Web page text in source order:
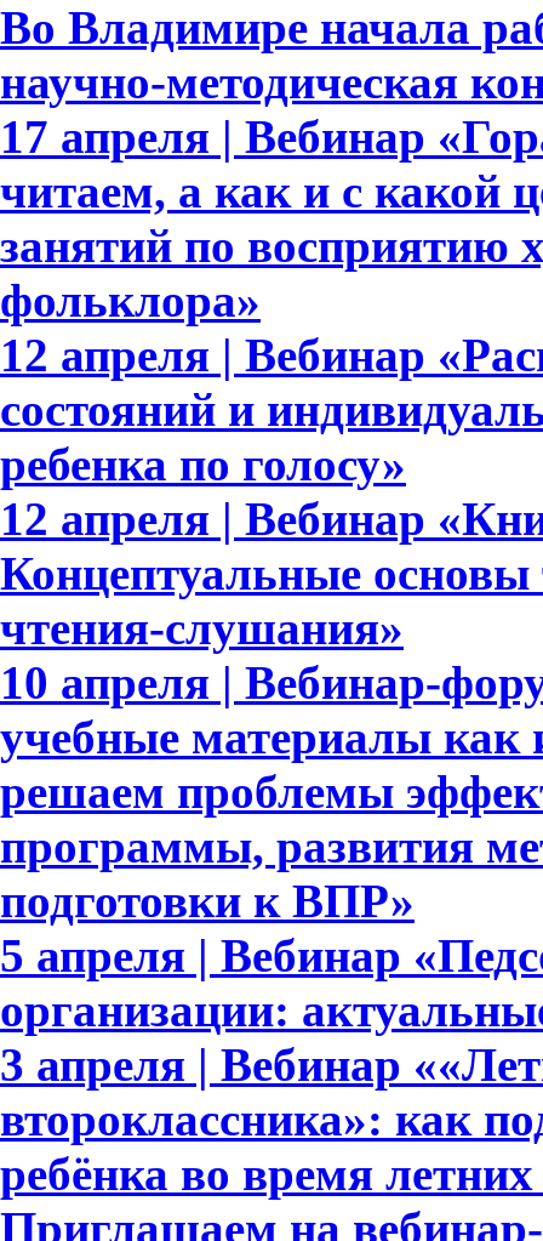
Во Владимире начала
научно-методическая
17 апреля | Вебинар
читаем, а как и с какой
занятий по восприятию
фольклора»
12 апреля | Вебинар
состояний и
ребенка по голосу»
12 апреля | Вебинар
Концептуальные основы
чтения-слушания»
10 апреля | Вебинар-
учебные материалы как
решаем проблемы
программы, развития
подготовки к ВПР»
5 апреля | Вебинар
организации:
3 апреля | Вебинар
второклассника»: как
ребёнка во время
Приглашаем на